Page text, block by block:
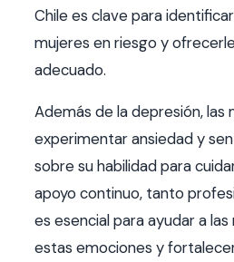
Chile es clave para
mujeres en riesgo y
adecuado.
Además de la depresión, las
experimentar ansiedad y
sobre su habilidad para
apoyo continuo, tanto
es esencial para ayudar a
estas emociones y